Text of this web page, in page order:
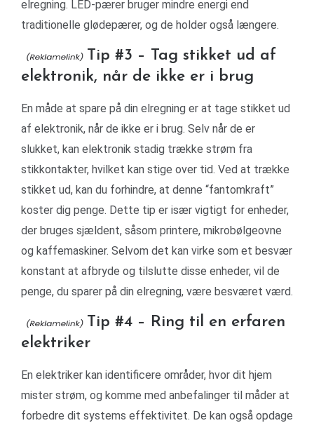
elregning. LED-pærer bruger mindre energi end
traditionelle glødepærer, og de holder også længere.
Tip #3 – Tag stikket ud af
elektronik, når de ikke er i brug
En måde at spare på din elregning er at tage stikket ud
af elektronik, når de ikke er i brug. Selv når de er
slukket, kan elektronik stadig trække strøm fra
stikkontakter, hvilket kan stige over tid. Ved at trække
stikket ud, kan du forhindre, at denne “fantomkraft”
koster dig penge. Dette tip er især vigtigt for enheder,
der bruges sjældent, såsom printere, mikrobølgeovne
og kaffemaskiner. Selvom det kan virke som et besvær
konstant at afbryde og tilslutte disse enheder, vil de
penge, du sparer på din elregning, være besværet værd.
Tip #4 – Ring til en erfaren
elektriker
En elektriker kan identificere områder, hvor dit hjem
mister strøm, og komme med anbefalinger til måder at
forbedre dit systems effektivitet. De kan også opdage